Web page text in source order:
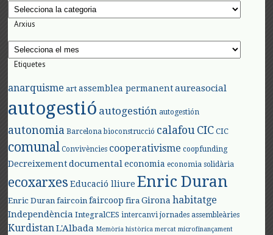
Categories
Arxius
Arxius
Etiquetes
anarquisme art assemblea permanent aureasocial
autogestió autogestión autogestión
autonomia Barcelona bioconstrucció calafouCIC CIC
comunal Convivències cooperativisme coopfunding
Decreixement documental economia economia solidària
ecoxarxes Educació lliure Enric Duran
Enric Duran faircoin faircoop fira Girona habitatge
Independència IntegralCES intercanvi jornades assembleàries
KurdistanL'Albada Memòria històrica mercat microfinançament